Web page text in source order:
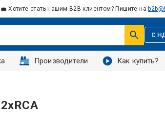
💼 Хотите стать нашим B2B-клиентом? Пишите на
С
Производители Как купить?